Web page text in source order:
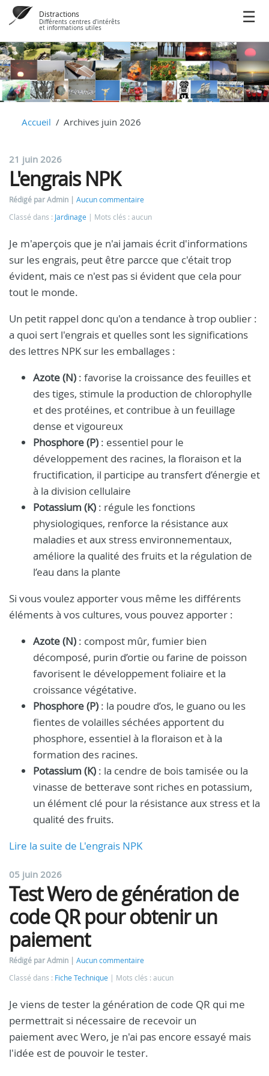
Distractions
Différents centres d'intérêts
et informations utiles
Accueil Archives juin 2026
21 juin 2026
L'engrais NPK
Rédigé par Admin
Aucun commentaire
Classé dans : Jardinage Mots clés : aucun
Je m'aperçois que je n'ai jamais écrit d'informations
sur les engrais, peut être parcce que c'était trop
évident, mais ce n'est pas si évident que cela pour
tout le monde.
Un petit rappel donc qu'on a tendance à trop oublier :
a quoi sert l'engrais et quelles sont les significations
des lettres NPK sur les emballages :
Azote (N) : favorise la croissance des feuilles et
des tiges, stimule la production de chlorophylle
et des protéines, et contribue à un feuillage
dense et vigoureux
Phosphore (P) : essentiel pour le
développement des racines, la floraison et la
fructification, il participe au transfert d’énergie et
à la division cellulaire
Potassium (K) : régule les fonctions
physiologiques, renforce la résistance aux
maladies et aux stress environnementaux,
améliore la qualité des fruits et la régulation de
l’eau dans la plante
Si vous voulez apporter vous même les différents
éléments à vos cultures, vous pouvez apporter :
Azote (N) : compost mûr, fumier bien
décomposé, purin d’ortie ou farine de poisson
favorisent le développement foliaire et la
croissance végétative.
Phosphore (P) : la poudre d’os, le guano ou les
fientes de volailles séchées apportent du
phosphore, essentiel à la floraison et à la
formation des racines.
Potassium (K) : la cendre de bois tamisée ou la
vinasse de betterave sont riches en potassium,
un élément clé pour la résistance aux stress et la
qualité des fruits.
Lire la suite de L'engrais NPK
05 juin 2026
Test Wero de génération de
code QR pour obtenir un
paiement
Rédigé par Admin
Aucun commentaire
Classé dans : Fiche Technique Mots clés : aucun
Je viens de tester la génération de code QR qui me
permettrait si nécessaire de recevoir un
paiement avec Wero, je n'ai pas encore essayé mais
l'idée est de pouvoir le tester.